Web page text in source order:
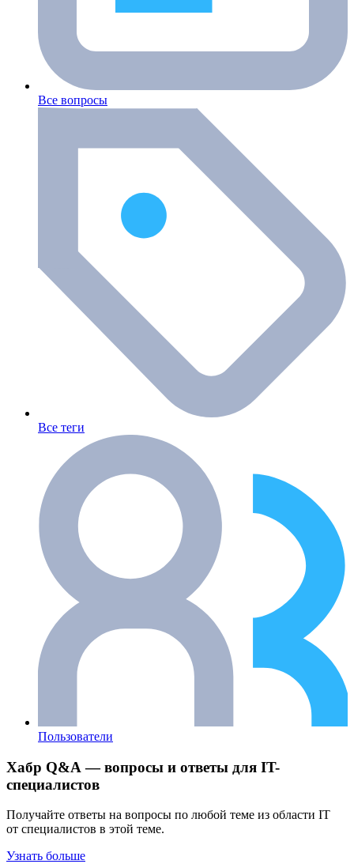
Все вопросы
Все теги
Пользователи
Хабр Q&A — вопросы и ответы для IT-
специалистов
Получайте ответы на вопросы по любой теме из области IT
от специалистов в этой теме.
Узнать больше